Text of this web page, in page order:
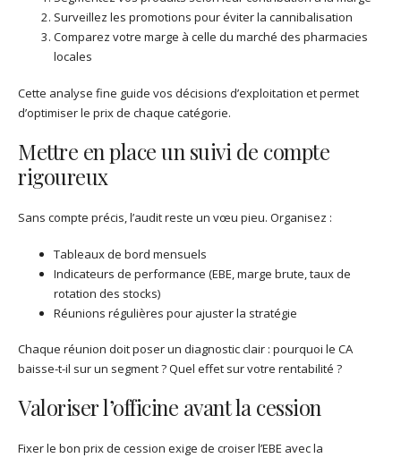
Surveillez les promotions pour éviter la cannibalisation
Comparez votre marge à celle du marché des pharmacies
locales
Cette analyse fine guide vos décisions d’exploitation et permet
d’optimiser le prix de chaque catégorie.
Mettre en place un suivi de compte
rigoureux
Sans compte précis, l’audit reste un vœu pieu. Organisez :
Tableaux de bord mensuels
Indicateurs de performance (EBE, marge brute, taux de
rotation des stocks)
Réunions régulières pour ajuster la stratégie
Chaque réunion doit poser un diagnostic clair : pourquoi le CA
baisse-t-il sur un segment ? Quel effet sur votre rentabilité ?
Valoriser l’officine avant la cession
Fixer le bon prix de cession exige de croiser l’EBE avec la